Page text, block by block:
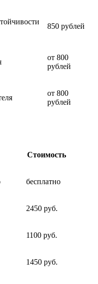
850 рублей
от 800
рублей
от 800
рублей
Стоимость
бесплатно
2450 руб.
1100 руб.
1450 руб.